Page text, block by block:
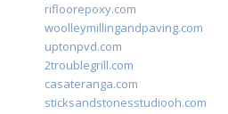
rifloorepoxy.com
woolleymillingandpaving.com
uptonpvd.com
2troublegrill.com
casateranga.com
sticksandstonesstudiooh.com